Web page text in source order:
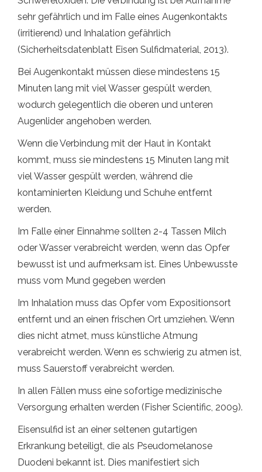
sehr gefährlich und im Falle eines Augenkontakts
(irritierend) und Inhalation gefährlich
(Sicherheitsdatenblatt Eisen Sulfidmaterial, 2013).
Bei Augenkontakt müssen diese mindestens 15
Minuten lang mit viel Wasser gespült werden,
wodurch gelegentlich die oberen und unteren
Augenlider angehoben werden.
Wenn die Verbindung mit der Haut in Kontakt
kommt, muss sie mindestens 15 Minuten lang mit
viel Wasser gespült werden, während die
kontaminierten Kleidung und Schuhe entfernt
werden.
Im Falle einer Einnahme sollten 2-4 Tassen Milch
oder Wasser verabreicht werden, wenn das Opfer
bewusst ist und aufmerksam ist. Eines Unbewusste
muss vom Mund gegeben werden
Im Inhalation muss das Opfer vom Expositionsort
entfernt und an einen frischen Ort umziehen. Wenn
dies nicht atmet, muss künstliche Atmung
verabreicht werden. Wenn es schwierig zu atmen ist,
muss Sauerstoff verabreicht werden.
In allen Fällen muss eine sofortige medizinische
Versorgung erhalten werden (Fisher Scientific, 2009).
Eisensulfid ist an einer seltenen gutartigen
Erkrankung beteiligt, die als Pseudomelanose
Duodeni bekannt ist. Dies manifestiert sich